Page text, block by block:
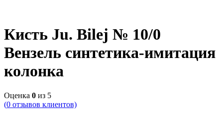
Кисть Ju. Bilej № 10/0
Вензель синтетика-имитация
колонка
Оценка 0 из 5
(0 отзывов клиентов)